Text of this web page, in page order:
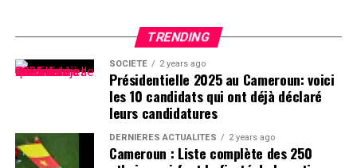
TRENDING
SOCIÉTÉ 2 years ago
Présidentielle 2025 au Cameroun: voici
les 10 candidats qui ont déjà déclaré
leurs candidatures
DERNIÈRES ACTUALITÉS 2 years ago
Cameroun : Liste complète des 250